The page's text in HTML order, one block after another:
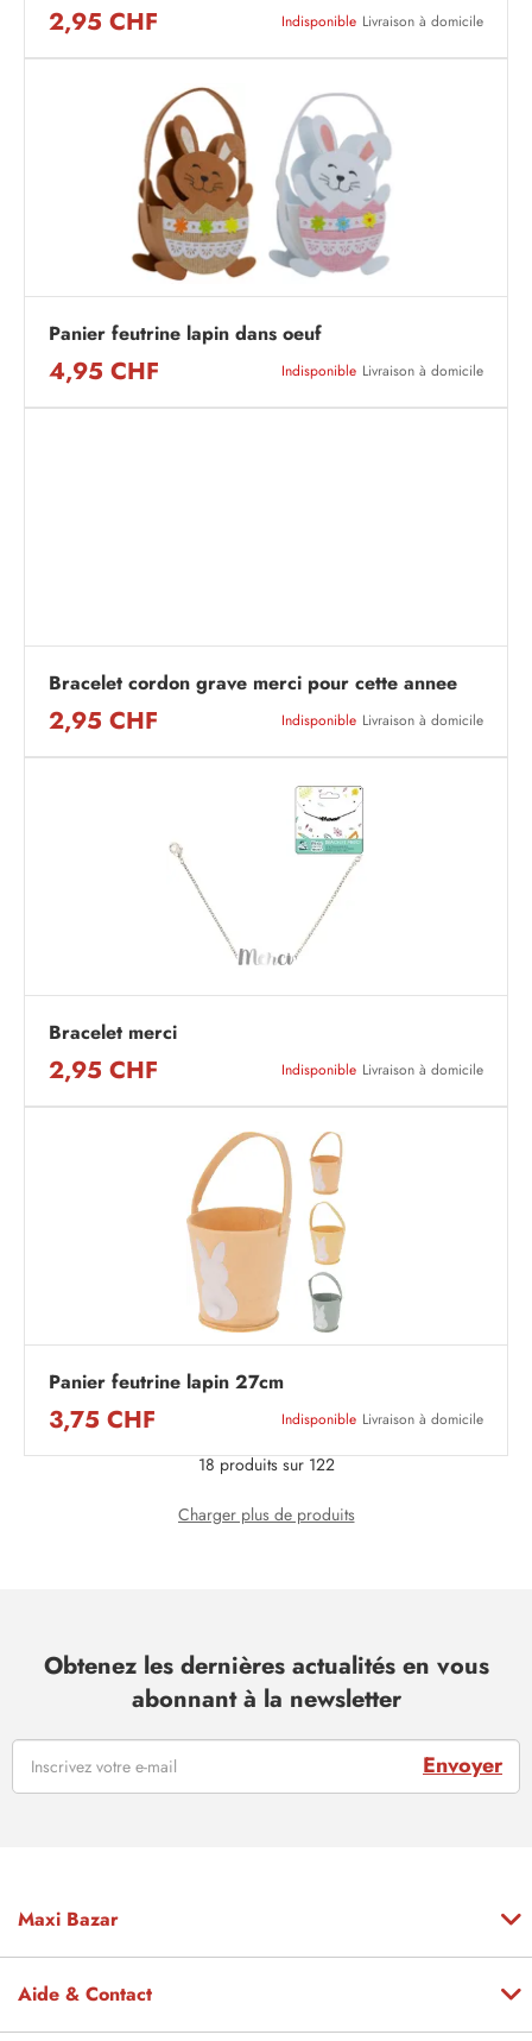
2,95 CHF Indisponible Livraison à domicile
Panier feutrine lapin dans oeuf
4,95 CHF Indisponible Livraison à domicile
Bracelet cordon grave merci pour cette annee
2,95 CHF Indisponible Livraison à domicile
Bracelet merci
2,95 CHF Indisponible Livraison à domicile
Panier feutrine lapin 27cm
3,75 CHF Indisponible Livraison à domicile
18 produits sur 122
Charger plus de produits
Obtenez les dernières actualités en vous
abonnant à la newsletter
Envoyer
Maxi Bazar
Aide & Contact